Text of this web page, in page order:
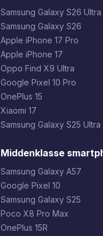
Samsung Galaxy S26 Ultra
Samsung Galaxy S26
Apple iPhone 17 Pro
Apple iPhone 17
Oppo Find X9 Ultra
Google Pixel 10 Pro
OnePlus 15
Xiaomi 17
Samsung Galaxy S25 Ultra
Middenklasse
Samsung Galaxy A57
Google Pixel 10
Samsung Galaxy S25
Poco X8 Pro Max
OnePlus 15R